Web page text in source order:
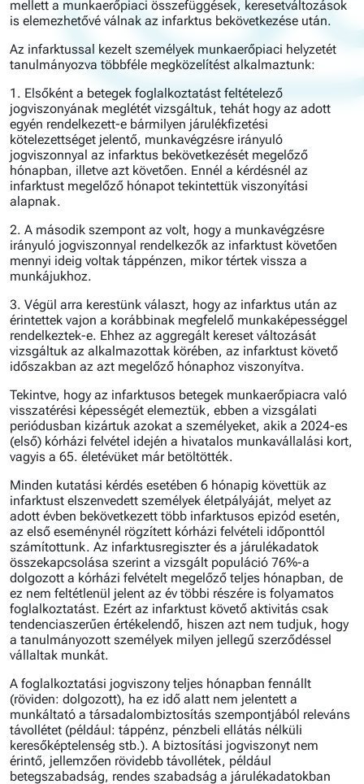
mellett a munkaerőpiaci összefüggések, keresetváltozások
is elemezhetővé válnak az infarktus bekövetkezése után.
Az infarktussal kezelt személyek munkaerőpiaci helyzetét
tanulmányozva többféle megközelítést alkalmaztunk:
1. Elsőként a betegek foglalkoztatást feltételező
jogviszonyának meglétét vizsgáltuk, tehát hogy az adott
egyén rendelkezett-e bármilyen járulékfizetési
kötelezettséget jelentő, munkavégzésre irányuló
jogviszonnyal az infarktus bekövetkezését megelőző
hónapban, illetve azt követően. Ennél a kérdésnél az
infarktust megelőző hónapot tekintettük viszonyítási
alapnak.
2. A második szempont az volt, hogy a munkavégzésre
irányuló jogviszonnyal rendelkezők az infarktust követően
mennyi ideig voltak táppénzen, mikor tértek vissza a
munkájukhoz.
3. Végül arra kerestünk választ, hogy az infarktus után az
érintettek vajon a korábbinak megfelelő munkaképességgel
rendelkeztek-e. Ehhez az aggregált kereset változását
vizsgáltuk az alkalmazottak körében, az infarktust követő
időszakban az azt megelőző hónaphoz viszonyítva.
Tekintve, hogy az infarktusos betegek munkaerőpiacra való
visszatérési képességét elemeztük, ebben a vizsgálati
periódusban kizártuk azokat a személyeket, akik a 2024-es
(első) kórházi felvétel idején a hivatalos munkavállalási kort,
vagyis a 65. életévüket már betöltötték.
Minden kutatási kérdés esetében 6 hónapig követtük az
infarktust elszenvedett személyek életpályáját, melyet az
adott évben bekövetkezett több infarktusos epizód esetén,
az első eseménynél rögzített kórházi felvételi időponttól
számítottunk. Az infarktusregiszter és a járulékadatok
összekapcsolása szerint a vizsgált populáció 76%-a
dolgozott a kórházi felvételt megelőző teljes hónapban, de
ez nem feltétlenül jelent az év többi részére is folyamatos
foglalkoztatást. Ezért az infarktust követő aktivitás csak
tendenciaszerűen értékelendő, hiszen azt nem tudjuk, hogy
a tanulmányozott személyek milyen jellegű szerződéssel
vállaltak munkát.
A foglalkoztatási jogviszony teljes hónapban fennállt
(röviden: dolgozott), ha ez idő alatt nem jelentett a
munkáltató a társadalombiztosítás szempontjából releváns
távollétet (például: táppénz, pénzbeli ellátás nélküli
keresőképtelenség stb.). A biztosítási jogviszonyt nem
érintő, jellemzően rövidebb távollétek, például
betegszabadság, rendes szabadság a járulékadatokban